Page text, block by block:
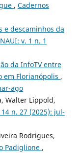
, Cadernos
e descaminhos da
v. 1 n. 1
da InfoTV entre
em Florianópolis ,
ago
Walter Lippold,
n. 27 (2025): jul-
Rodrigues,
Padiglione ,